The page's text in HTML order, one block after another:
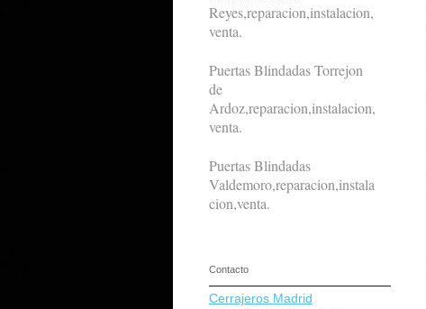
Reyes,reparacion,instalacion,
venta.
Puertas Blindadas Torrejon
de
Ardoz,reparacion,instalacion,
venta.
Puertas Blindadas
Valdemoro,reparacion,instala
cion,venta.
Contacto
Cerrajeros Madrid